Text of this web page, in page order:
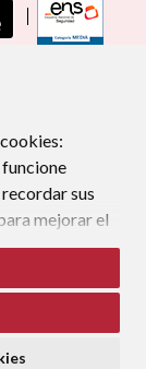
sus
mejorar el